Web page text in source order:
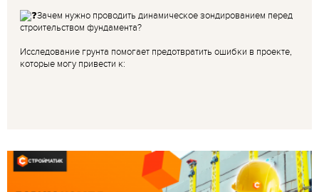
Зачем нужно проводить динамическое зондированием перед
строительством фундамента?
Исследование грунта помогает предотвратить ошибки в проекте,
которые могу привести к: